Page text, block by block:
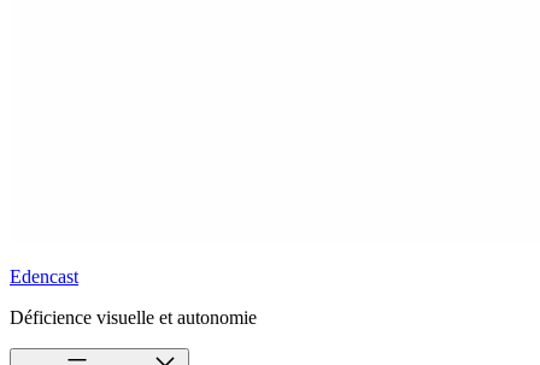
Edencast
Déficience visuelle et autonomie